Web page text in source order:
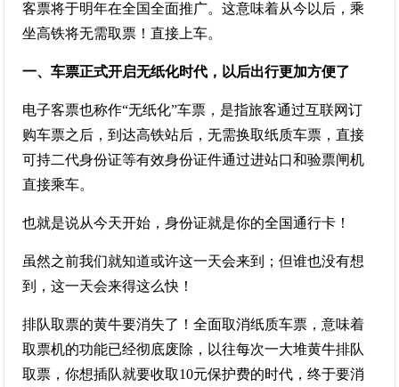
客票将于明年在全国全面推广。这意味着从今以后，乘
坐高铁将无需取票！直接上车。
一、车票正式开启无纸化时代，以后出行更加方便了
电子客票也称作“无纸化”车票，是指旅客通过互联网订
购车票之后，到达高铁站后，无需换取纸质车票，直接
可持二代身份证等有效身份证件通过进站口和验票闸机
直接乘车。
也就是说从今天开始，身份证就是你的全国通行卡！
虽然之前我们就知道或许这一天会来到；但谁也没有想
到，这一天会来得这么快！
排队取票的黄牛要消失了！全面取消纸质车票，意味着
取票机的功能已经彻底废除，以往每次一大堆黄牛排队
取票，你想插队就要收取10元保护费的时代，终于要消